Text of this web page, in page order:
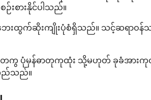
းစားနိုင်ပါသည်။
ေးထွက်ဆိုးကျိုးပုံစံရှိသည်။ သင့်ဆရာဝ
ကွ ပုံမှန်ဓာတုကုထုံး သို့မဟုတ် ခုခံအာ
တည်သည်။